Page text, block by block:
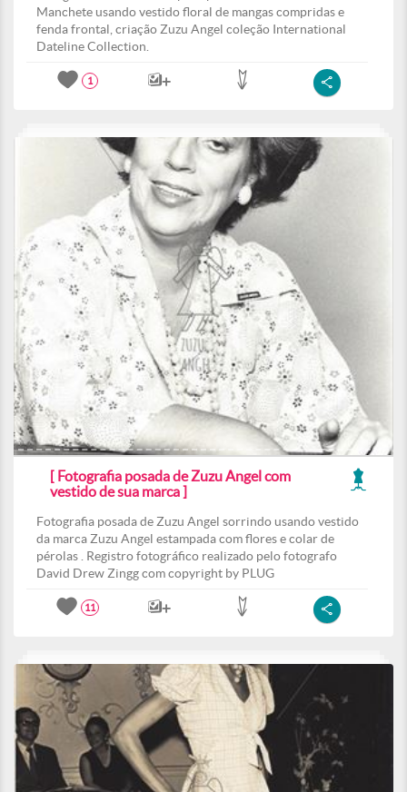
Manchete usando vestido floral de mangas compridas e
fenda frontal, criação Zuzu Angel coleção International
Dateline Collection.
1
[ Fotografia posada de Zuzu Angel com
vestido de sua marca ]
Fotografia posada de Zuzu Angel sorrindo usando vestido
da marca Zuzu Angel estampada com flores e colar de
pérolas . Registro fotográfico realizado pelo fotografo
David Drew Zingg com copyright by PLUG
11